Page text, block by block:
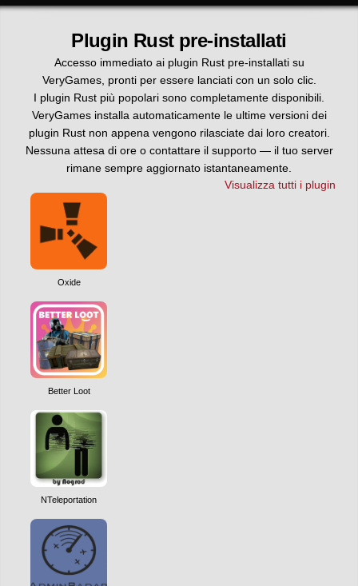
Plugin Rust pre-installati
Accesso immediato ai plugin Rust pre-installati su
VeryGames, pronti per essere lanciati con un solo clic.
I plugin Rust più popolari sono completamente disponibili.
VeryGames installa automaticamente le ultime versioni dei
plugin Rust non appena vengono rilasciate dai loro creatori.
Nessuna attesa di ore o contattare il supporto — il tuo server
rimane sempre aggiornato istantaneamente.
Visualizza tutti i plugin
Oxide
Better Loot
NTeleportation